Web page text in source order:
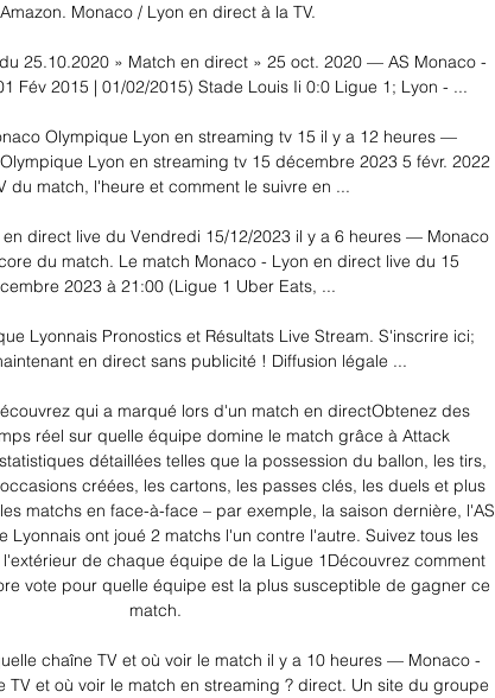
Amazon. Monaco / Lyon en direct à la TV.
25.10.2020 » Match en direct » 25 oct. 2020 — AS Monaco -
Fév 2015 | 01/02/2015) Stade Louis Ii 0:0 Ligue 1; Lyon - ...
Olympique Lyon en streaming tv 15 il y a 12 heures —
Lyon en streaming tv 15 décembre 2023 5 févr. 2022
du match, l'heure et comment le suivre en ...
direct live du Vendredi 15/12/2023 il y a 6 heures — Monaco
du match. Le match Monaco - Lyon en direct live du 15
2023 à 21:00 (Ligue 1 Uber Eats, ...
Lyonnais Pronostics et Résultats Live Stream. S'inscrire ici;
en direct sans publicité ! Diffusion légale ...
qui a marqué lors d'un match en directObtenez des
réel sur quelle équipe domine le match grâce à Attack
détaillées telles que la possession du ballon, les tirs,
créées, les cartons, les passes clés, les duels et plus
matchs en face-à-face – par exemple, la saison dernière, l'AS
Lyonnais ont joué 2 matchs l'un contre l'autre. Suivez tous les
de chaque équipe de la Ligue 1Découvrez comment
vote pour quelle équipe est la plus susceptible de gagner ce
match.
chaîne TV et où voir le match il y a 10 heures — Monaco -
TV et où voir le match en streaming ? direct. Un site du groupe